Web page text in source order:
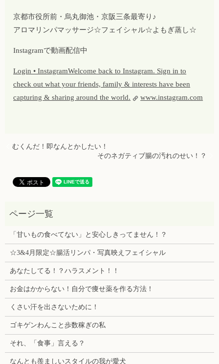
京都市役所前・烏丸御池・京阪三条最寄り♪
アロマリンパマッサージ☆フェイシャル☆よもぎ蒸し☆
Instagramで動画配信中
Login • InstagramWelcome back to Instagram. Sign in to
check out what your friends, family & interests have been
capturing & sharing around the world.
www.instagram.com
むくんだ！即なんとかしたい！
そのネガティブ腸の汚れのせい！？
「甘いもの食べてない」と安心しきってません！？
☆3&4月限定☆腸活リンパ・写真映えフェイシャル
あなたしてる！？ハラスメント！！
お金はかからない！自分で痩せ薬を作る方法！
くさい汗を出さないために！
ゴキゲンわんこと歩数稼ぎの私
それ、「食事」言える？
なんとも羨ましいスタイルの我が愛犬